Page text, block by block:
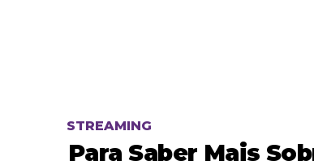
STREAMING
Para Saber Mais